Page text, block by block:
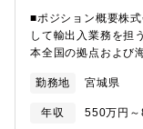
将来的には経営管理
「経理として、次の
進化したい方のご応
■ポジション概要株
して輸出入業務を担
本全国の拠点および
し、商品の調達から
グループ全体の安定
規模の物流コスト最
勤務地 宮城県
年収 550万円～